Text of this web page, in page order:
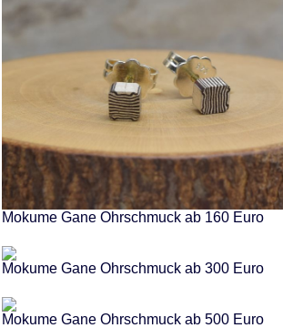
Mokume Gane Ohrschmuck ab 160 Euro
Mokume Gane Ohrschmuck ab 300 Euro
Mokume Gane Ohrschmuck ab 500 Euro